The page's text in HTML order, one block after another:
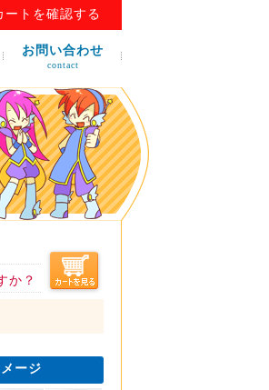
ートを確認する
お問い合わせ
contact
か？
ージ